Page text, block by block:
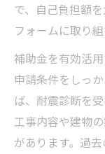
で、自己負担額
フォームに取り
補助金を有効活
申請条件をしっ
ば、耐震診断を
工事内容や建物
があります。過